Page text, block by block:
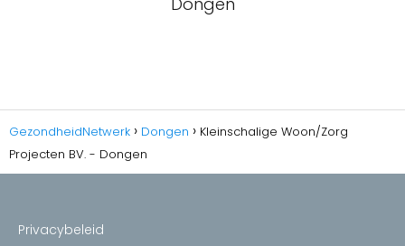
GezondheidNetwerk Dongen
Kleinschalige Woon/Zorg
Projecten BV. - Dongen
Privacybeleid